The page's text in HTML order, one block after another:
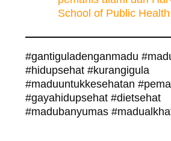
School of Public Health
#gantiguladenganmadu
#hidupsehat #kurangigula
#maduuntukkesehatan
#gayahidupsehat #dietsehat
#madubanyumas